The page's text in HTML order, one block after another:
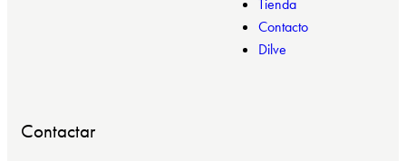
Tienda
Contacto
Dilve
Contactar